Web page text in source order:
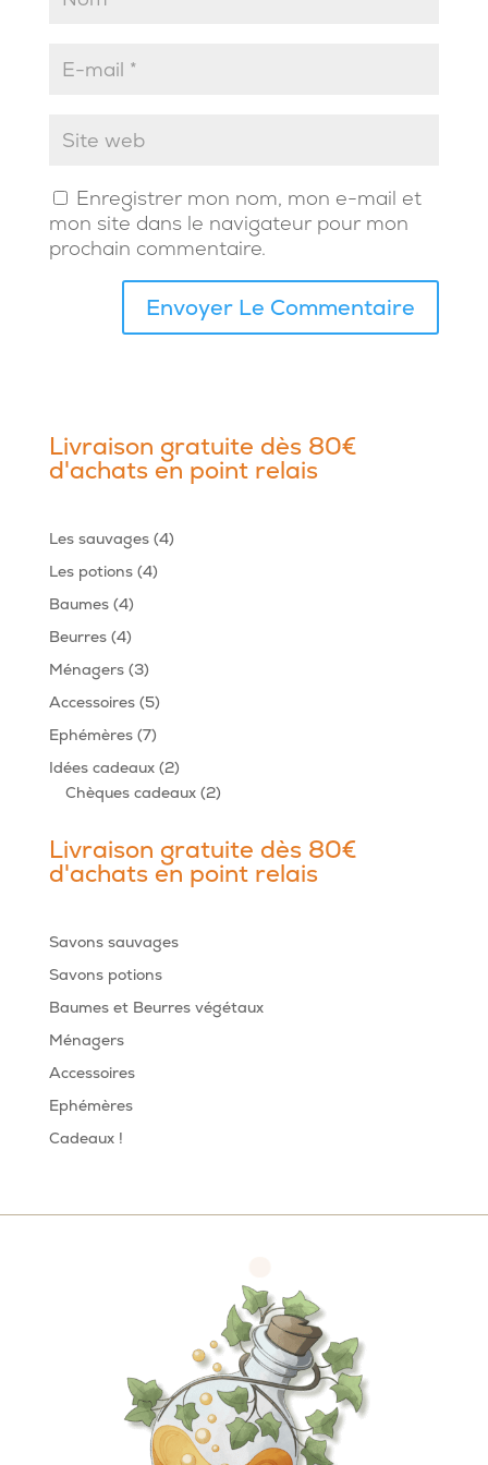
Enregistrer mon nom, mon e-mail et
mon site dans le navigateur pour mon
prochain commentaire.
Livraison gratuite dès 80€
d'achats en point relais
Les sauvages 44
Les potions 44
Baumes 44
produits
Beurres 44
produits
Ménagers 33
produits
Accessoires 55
produits
Ephémères 77
produits
Idées cadeaux 22
produits
Chèques cadeaux 22
Livraison gratuite dès 80€
d'achats en point relais
Savons sauvages
Savons potions
Baumes et Beurres végétaux
Ménagers
Accessoires
Ephémères
Cadeaux !